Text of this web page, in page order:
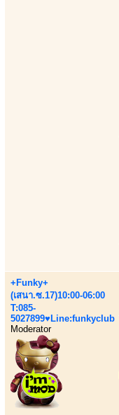
+Funky+
(เสนา.ซ.17)10:00-06:00
T:085-
5027899♥Line:funkyclub
Moderator